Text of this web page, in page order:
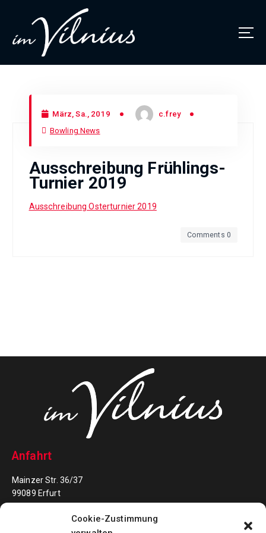
Cookie-Zustimmung
Thüringens größtes Bowlingcenter
März, Sa., 2019
c.frey
Bowling News
Ausschreibung Frühlings-
Turnier 2019
Ausschreibung Osterturnier 2019
Comments 0
Anfahrt
Mainzer Str. 36/37
99089 Erfurt